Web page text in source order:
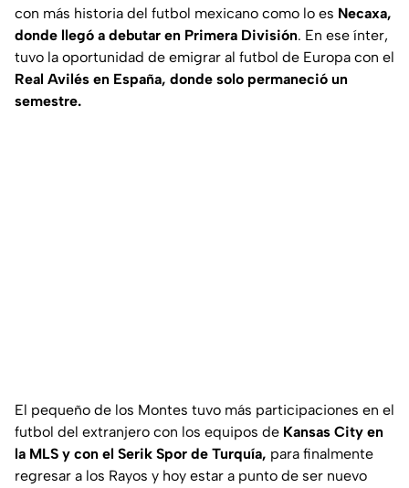
con más historia del futbol mexicano como lo es Necaxa,
donde llegó a debutar en Primera División. En ese ínter,
tuvo la oportunidad de emigrar al futbol de Europa con el
Real Avilés en España, donde solo permaneció un
semestre.
El pequeño de los Montes tuvo más participaciones en el
futbol del extranjero con los equipos de Kansas City en
la MLS y con el Serik Spor de Turquía, para finalmente
regresar a los Rayos y hoy estar a punto de ser nuevo